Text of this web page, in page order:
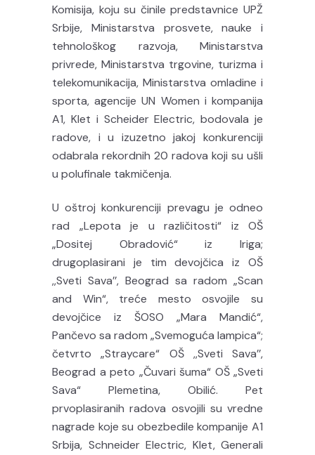
Komisija, koju su činile predstavnice UPŽ
Srbije, Ministarstva prosvete, nauke i
tehnološkog razvoja, Ministarstva
privrede, Ministarstva trgovine, turizma i
telekomunikacija, Ministarstva omladine i
sporta, agencije UN Women i kompanija
A1, Klet i Scheider Electric, bodovala je
radove, i u izuzetno jakoj konkurenciji
odabrala rekordnih 20 radova koji su ušli
u polufinale takmičenja.
U oštroj konkurenciji prevagu je odneo
rad „Lepota je u različitosti“ iz OŠ
„Dositej Obradović“ iz Iriga;
drugoplasirani je tim devojčica iz OŠ
,,Sveti Sava’’, Beograd sa radom „Scan
and Win“, treće mesto osvojile su
devojčice iz ŠOSO „Mara Mandić“,
Pančevo sa radom „Svemoguća lampica“;
četvrto „Straycare“ OŠ ,,Sveti Sava’’,
Beograd a peto „Čuvari šuma“ OŠ „Sveti
Sava“ Plemetina, Obilić. Pet
prvoplasiranih radova osvojili su vredne
nagrade koje su obezbedile kompanije A1
Srbija, Schneider Electric, Klet, Generali